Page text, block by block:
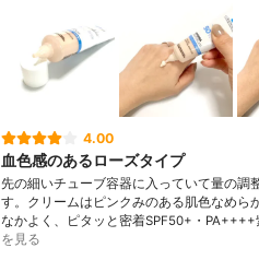
4.00
血色感のあるローズタイプ
先の細いチューブ容器に入っていて量の調
す。クリームはピンクみのある肌色なめら
なかよく、ピタッと密着SPF50+・
を見る